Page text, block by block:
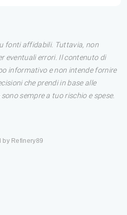
fonti affidabili. Tuttavia, non
eventuali errori. Il contenuto di
informativo e non intende fornire
che prendi in base alle
sempre a tuo rischio e spese.
by Refinery89